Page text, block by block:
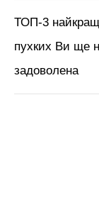
ТОП-3
пухких Ви ще
задоволена